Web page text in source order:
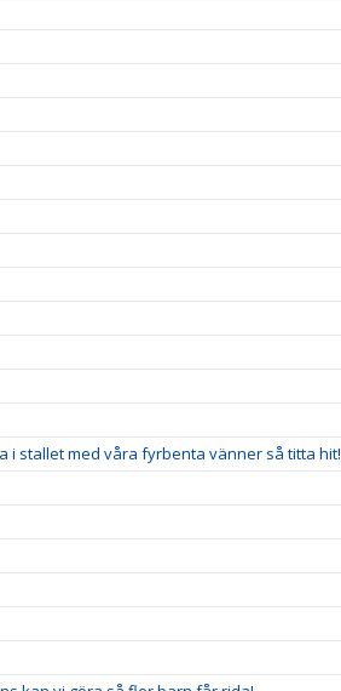
i stallet med våra fyrbenta vänner så titta hit!